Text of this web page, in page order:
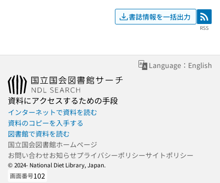
書誌情報を一括出力 RSS
RSS
Language：English
資料にアクセスするための手段
インターネットで資料を読む
資料のコピーを入手する
図書館で資料を読む
国立国会図書館ホームページ
お問い合わせお知らせプライバシーポリシーサイトポリシー
© 2024- National Diet Library, Japan.
画面番号102